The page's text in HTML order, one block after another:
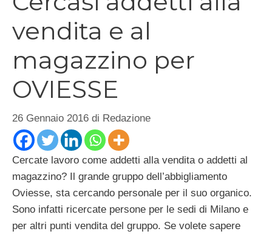
vendita e al
magazzino per
OVIESSE
26 Gennaio 2016 di Redazione
Cercate lavoro come addetti alla vendita o addetti al
magazzino? Il grande gruppo dell’abbigliamento
Oviesse, sta cercando personale per il suo organico.
Sono infatti ricercate persone per le sedi di Milano e
per altri punti vendita del gruppo. Se volete sapere